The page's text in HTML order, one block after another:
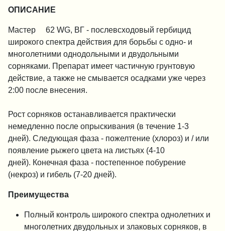
ОПИСАНИЕ
Мастер
62 WG, ВГ - послевсходовый гербицид
широкого спектра действия для борьбы с одно- и
многолетними однодольными и двудольными
сорняками.
Препарат имеет частичную грунтовую
действие, а также не смывается осадками уже через
2:00 после внесения.
Рост сорняков останавливается практически
немедленно после опрыскивания (в течение 1-3
дней). Следующая фаза - пожелтение (хлороз) и / или
появление рыжего цвета на листьях (4-10
дней).
Конечная фаза - постепенное побурение
(некроз) и гибель (7-20 дней).
Преимущества
Полный контроль широкого спектра однолетних и
многолетних двудольных и злаковых сорняков, в